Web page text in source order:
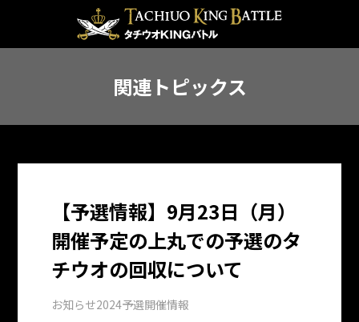
関連トピックス
【予選情報】9月23日（月）
開催予定の上丸での予選のタ
チウオの回収について
お知らせ2024予選開催情報